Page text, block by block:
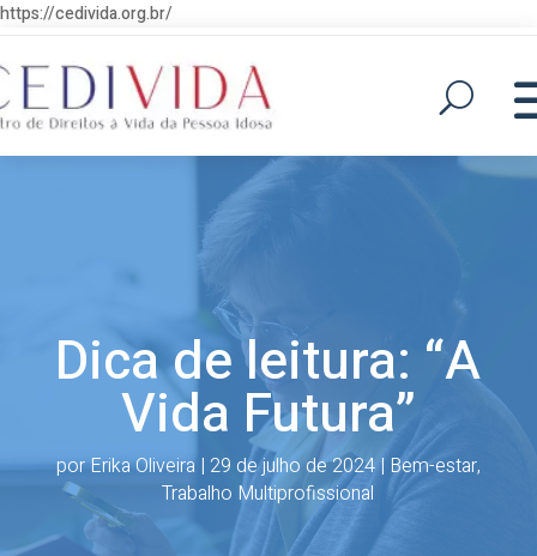
https://cedivida.org.br/
Dica de leitura: “A
Vida Futura”
porErika Oliveira | 29 de julho de 2024| Bem-estar,
Trabalho Multiprofissional